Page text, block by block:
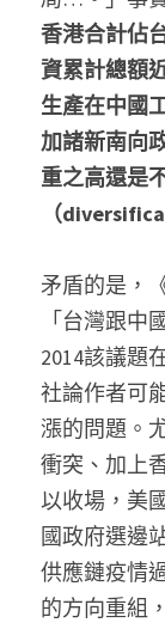
香港合計佔
資累計總額
生產在中國
加諸新南向
重之高還是
（
矛盾的是，
「台灣跟中
2014該議題
社論作者可
漲的問題。
衝突、加上
以收場，美
國政府選邊
供應鏈疫情
的方向重組